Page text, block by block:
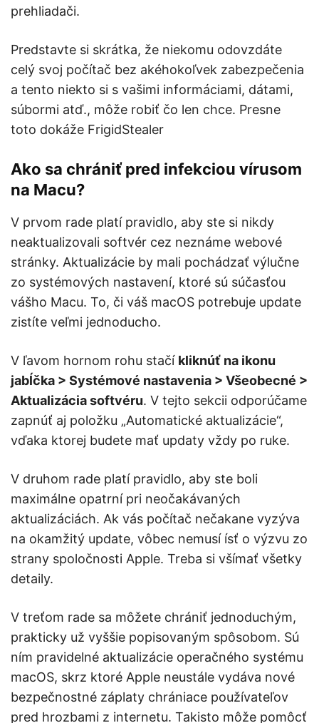
prehliadači.
Predstavte si skrátka, že niekomu odovzdáte
celý svoj počítač bez akéhokoľvek zabezpečenia
a tento niekto si s vašimi informáciami, dátami,
súbormi atď., môže robiť čo len chce. Presne
toto dokáže FrigidStealer
Ako sa chrániť pred infekciou vírusom
na Macu?
V prvom rade platí pravidlo, aby ste si nikdy
neaktualizovali softvér cez neznáme webové
stránky. Aktualizácie by mali pochádzať výlučne
zo systémových nastavení, ktoré sú súčasťou
vášho Macu. To, či váš macOS potrebuje update
zistíte veľmi jednoducho.
V ľavom hornom rohu stačí kliknúť na ikonu
jabĺčka > Systémové nastavenia > Všeobecné >
Aktualizácia softvéru. V tejto sekcii odporúčame
zapnúť aj položku „Automatické aktualizácie“,
vďaka ktorej budete mať updaty vždy po ruke.
V druhom rade platí pravidlo, aby ste boli
maximálne opatrní pri neočakávaných
aktualizáciách. Ak vás počítač nečakane vyzýva
na okamžitý update, vôbec nemusí ísť o výzvu zo
strany spoločnosti Apple. Treba si všímať všetky
detaily.
V treťom rade sa môžete chrániť jednoduchým,
prakticky už vyššie popisovaným spôsobom. Sú
ním pravidelné aktualizácie operačného systému
macOS, skrz ktoré Apple neustále vydáva nové
bezpečnostné záplaty chrániace používateľov
pred hrozbami z internetu. Takisto môže pomôcť